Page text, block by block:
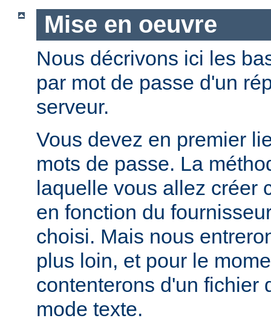
Mise en oeuvre
Nous décrivons ici les
par mot de passe d'un
serveur.
Vous devez en premier
mots de passe. La
laquelle vous allez créer
en fonction du
choisi. Mais nous
plus loin, et pour le
contenterons d'un fichier
mode texte.